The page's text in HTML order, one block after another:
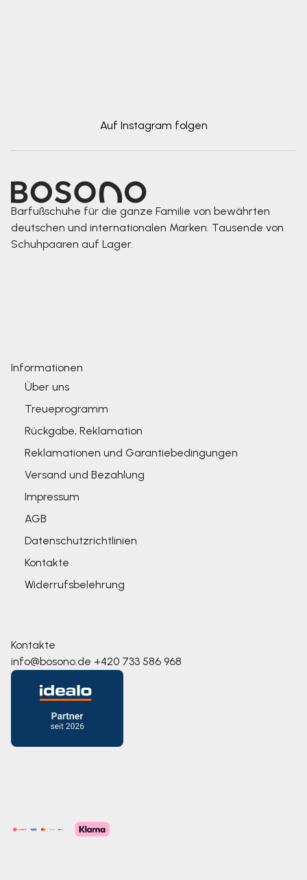
Auf Instagram folgen
Barfußschuhe für die ganze Familie von bewährten
deutschen und internationalen Marken. Tausende von
Schuhpaaren auf Lager.
Informationen
Über uns
Treueprogramm
Rückgabe, Reklamation
Reklamationen und Garantiebedingungen
Versand und Bezahlung
Impressum
AGB
Datenschutzrichtlinien
Kontakte
Widerrufsbelehrung
Kontakte
info@bosono.de +420 733 586 968